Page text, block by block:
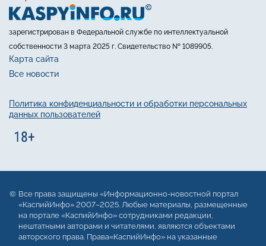
зарегистрирован в Федеральной службе по интеллектуальной
собственности 3 марта 2025 г. Свидетельство № 1089905.
Карта сайта
Все новости
Политика конфиденциальности и обработки персональных
данных пользователей
Все права защищены «Информационно-новостной портал
«КаспийИнфо» 2007–2025. Любые материалы, размещенные
на портале «КаспийИнфо» сотрудниками редакции,
нештатными авторами и читателями, являются объектами
авторского права. Права«КаспийИнфо» на указанные